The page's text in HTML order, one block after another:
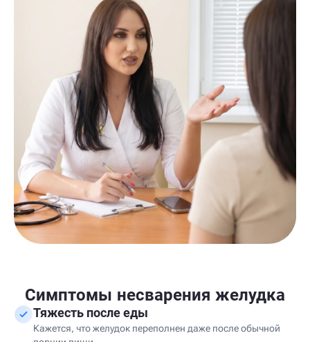
Симптомы несварения желудка
Тяжесть после еды
Кажется, что желудок переполнен даже после обычной